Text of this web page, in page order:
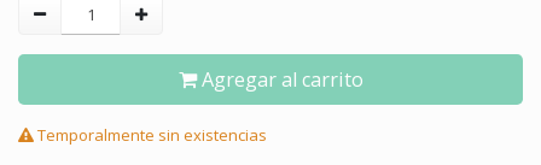
Agregar al carrito
Temporalmente sin existencias